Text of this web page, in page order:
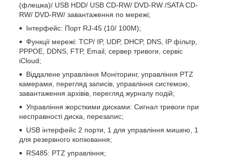
(флешка)/ USB HDD/ USB CD-RW/ DVD-RW /SATA CD-
RW/ DVD-RW/ завантаження по мережі;
Інтерфейс: Порт RJ-45 (10/ 100M);
Функції мережі: TCP/ IP, UDP, DHCP, DNS, IP фільтр,
PPPOE, DDNS, FTP, Email, сервер тривоги, сервіс
iCloud;
Віддалене управління Моніторинг, управління PTZ
камерами, перегляд записів, управління системою,
завантаження архівів, перегляд журналу подій;
Управління жорсткими дисками: Сигнал тривоги при
несправності диска, перезапис;
USB інтерфейс 2 порти, 1 для управління мишею, 1
для резервного копіювання;
RS485: PTZ управління;